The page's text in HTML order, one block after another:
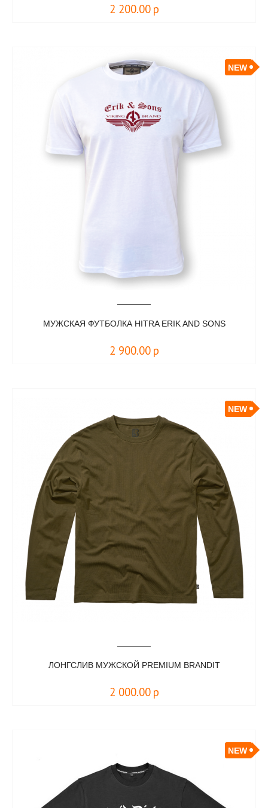
2 200.00 р
NEW
МУЖСКАЯ ФУТБОЛКА HITRA ERIK AND SONS
2 900.00 р
NEW
ЛОНГСЛИВ МУЖСКОЙ PREMIUM BRANDIT
2 000.00 р
NEW